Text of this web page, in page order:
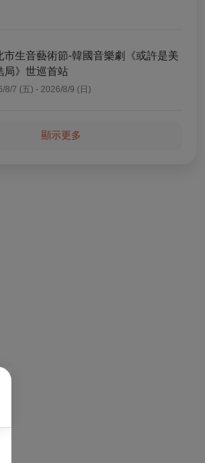
市生音藝術節-韓國音樂劇《或許是美
局》世巡首站
8/7 (五) - 2026/8/9 (日)
顯示更多